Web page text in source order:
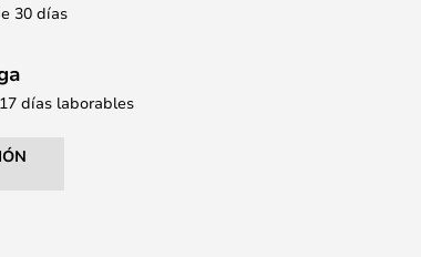
30 días
días laborables